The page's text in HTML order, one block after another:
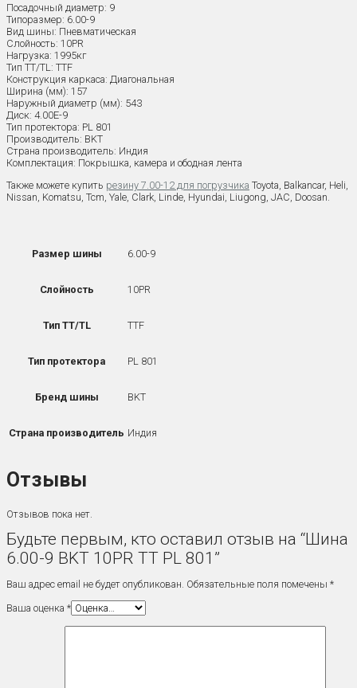
Посадочный диаметр: 9
Типоразмер: 6.00-9
Вид шины: Пневматическая
Слойность: 10PR
Нагрузка: 1995кг
Тип TT/TL: TTF
Конструкция каркаса: Диагональная
Ширина (мм): 157
Наружный диаметр (мм): 543
Диск: 4.00E-9
Тип протектора: PL 801
Производитель: BKT
Страна производитель: Индия
Комплектация: Покрышка, камера и ободная лента
Также можете купить резину 7.00-12 для погрузчика Toyota, Balkancar, Heli,
Nissan, Komatsu, Tcm, Yale, Clark, Linde, Hyundai, Liugong, JAC, Doosan.
Размер шины 6.00-9
Слойность 10PR
Тип TT/TL TTF
Тип протектора PL 801
Бренд шины BKT
Страна производитель Индия
Отзывы
Отзывов пока нет.
Будьте первым, кто оставил отзыв на “Шина
6.00-9 BKT 10PR TT PL 801”
Ваш адрес email не будет опубликован. Обязательные поля помечены *
Ваша оценка *